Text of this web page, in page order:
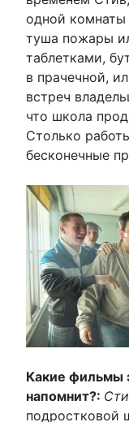
одной комнаты
туша пожары
таблетками,
в прачечной,
встреч
что школа
Столько
бесконечные
Какие фильмы
напомнит?:
подростковой